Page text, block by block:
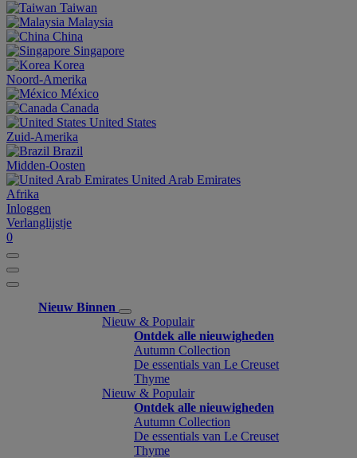
Taiwan
Malaysia
China
Singapore
Korea
Noord-Amerika
México
Canada
United States
Zuid-Amerika
Brazil
Midden-Oosten
United Arab Emirates
Afrika
Inloggen
Verlanglijstje
0
Nieuw Binnen
Nieuw & Populair
Ontdek alle nieuwigheden
Autumn Collection
De essentials van Le Creuset
Thyme
Nieuw & Populair
Ontdek alle nieuwigheden
Autumn Collection
De essentials van Le Creuset
Thyme